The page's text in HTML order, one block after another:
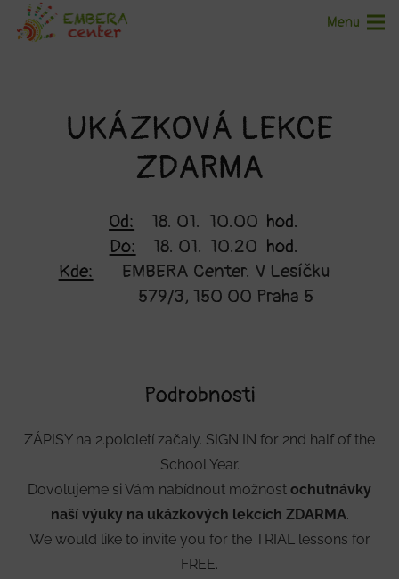
Menu
UKÁZKOVÁ LEKCE
ZDARMA
Od: 18. 01. 10.00 hod.
Do:
18. 01. 10.20 hod.
Kde:
EMBERA Center. V Lesíčku
579/3, 150 00 Praha 5
Podrobnosti
ZÁPISY na 2.pololetí začaly. SIGN IN for 2nd half of the
School Year.
Dovolujeme si Vám nabídnout možnost ochutnávky
naší výuky na ukázkových lekcích ZDARMA.
We would like to invite you for the TRIAL lessons for
FREE.